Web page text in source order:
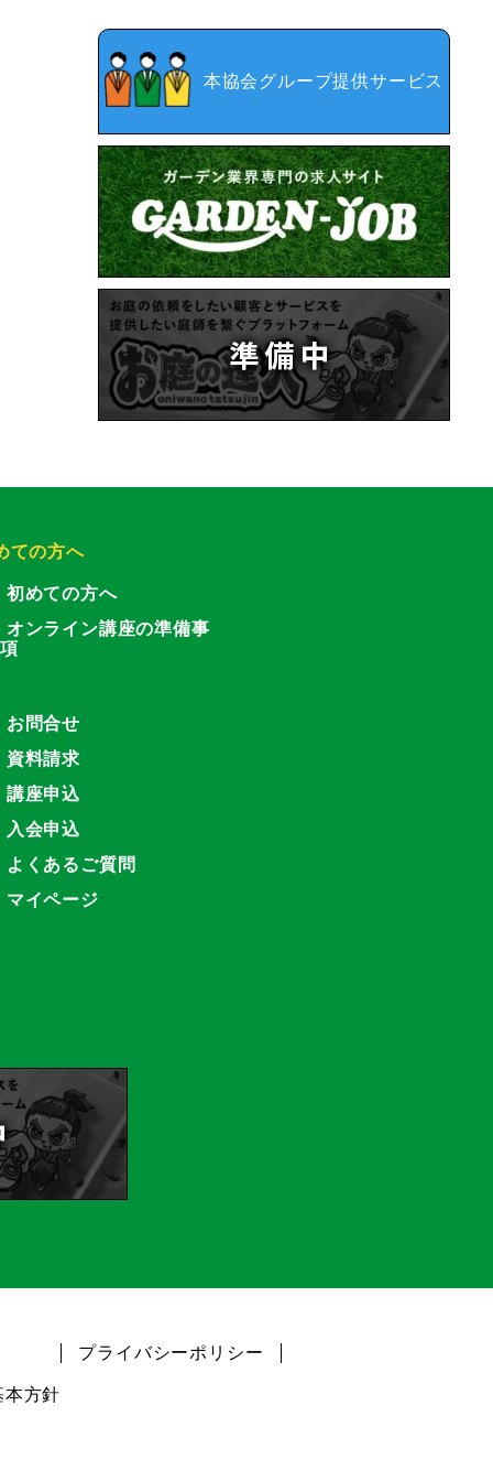
本協会グループ提供サービス
ての方へ
初めての方へ
オンライン講座の準備事
項
お問合せ
資料請求
講座申込
入会申込
よくあるご質問
マイページ
プライバシーポリシー
本方針